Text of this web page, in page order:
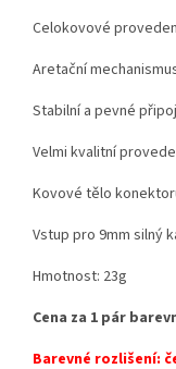
Celokovové
Aretační
Stabilní a pevné
Velmi kvalitní
Kovové tělo
Vstup pro 9mm silný
Hmotnost: 23g
Cena za 1 pár
Barevné rozlišení: